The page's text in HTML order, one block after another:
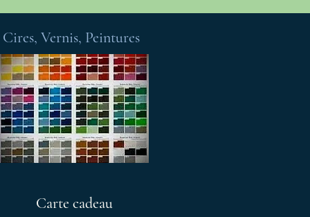
Cires, Vernis, Peintures
Carte cadeau